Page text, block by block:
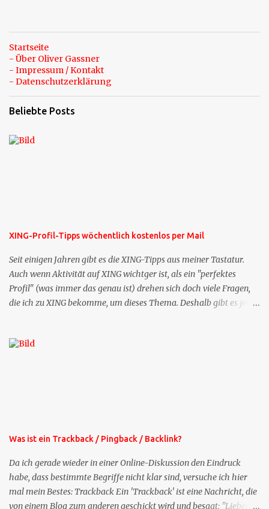
Startseite
- Über Oliver Gassner
- Impressum / Kontakt
- Datenschutzerklärung
Beliebte Posts
XING-Profil-Tipps wöchentlich kostenlos per Mail
Seit einigen Jahren gibt es die XING-Tipps aus meiner Tastatur.
Auch wenn Aktivität auf XING wichtger ist, als ein "perfektes
Profil" (was immer das genau ist) drehen sich doch viele Fragen,
die ich zu XING bekomme, um dieses Thema. Deshalb gibt es jetzt
bekommen Sie kostenlos eine weitere Folge. Die Startsequenz ist 16
Was ist ein Trackback / Pingback / Backlink?
Da ich gerade wieder in einer Online-Diskussion den Eindruck
habe, dass bestimmte Begriffe nicht klar sind, versuche ich hier
mal mein Bestes: Trackback Ein 'Trackback' ist eine Nachricht, die
von einem Blog zum anderen geschickt wird und besagt: "Lieber